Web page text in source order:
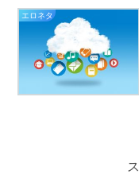
エロネタ